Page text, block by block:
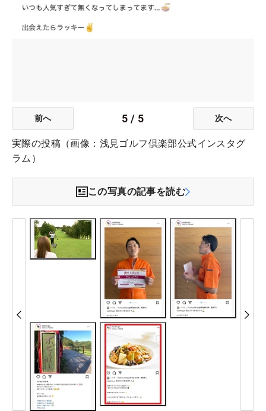
前へ 5 / 5 次へ
実際の投稿（画像：浅見ゴルフ倶楽部公式インスタグ
ラム）
この写真の記事を読む